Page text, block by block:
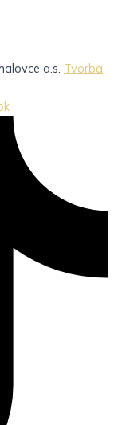
a.s. Tvorba